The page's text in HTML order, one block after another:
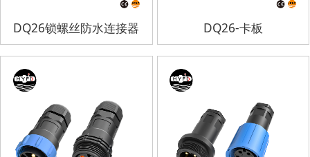
DQ26锁螺丝防水连接器 DQ26-卡板